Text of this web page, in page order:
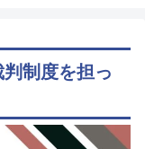
判制度を担っ